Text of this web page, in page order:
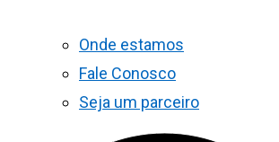
Onde estamos
Fale Conosco
Seja um parceiro